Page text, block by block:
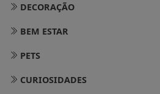
DECORAÇÃO
BEM ESTAR
PETS
CURIOSIDADES